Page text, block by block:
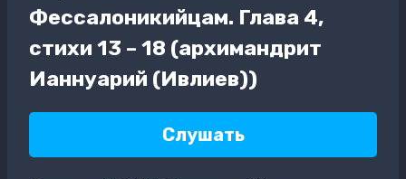
Фессалоникийцам. Глава 4,
стихи 13 – 18 (архимандрит
Ианнуарий (Ивлиев))
Слушать